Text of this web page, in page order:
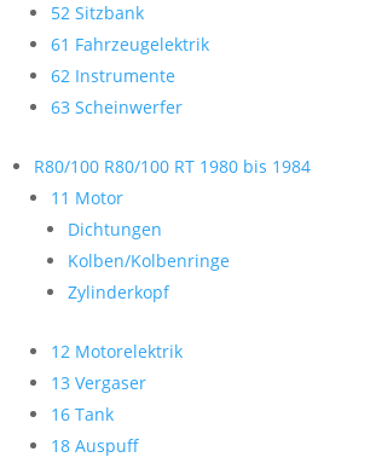
52 Sitzbank
61 Fahrzeugelektrik
62 Instrumente
63 Scheinwerfer
R80/100 R80/100 RT 1980 bis 1984
11 Motor
Dichtungen
Kolben/Kolbenringe
Zylinderkopf
12 Motorelektrik
13 Vergaser
16 Tank
18 Auspuff